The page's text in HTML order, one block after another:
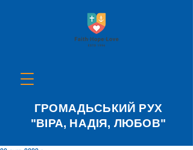
ГРОМАДЬСЬКИЙ РУХ
"ВІРА, НАДІЯ, ЛЮБОВ"